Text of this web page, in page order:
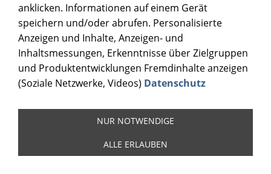
anklicken. Informationen auf einem Gerät
speichern und/oder abrufen. Personalisierte
Anzeigen und Inhalte, Anzeigen- und
Inhaltsmessungen, Erkenntnisse über Zielgruppen
und Produktentwicklungen Fremdinhalte anzeigen
(Soziale Netzwerke, Videos) Datenschutz
NUR NOTWENDIGE
ALLE ERLAUBEN